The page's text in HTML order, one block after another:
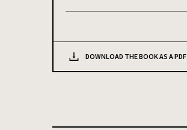
DOWNLOAD THE BOOK AS A